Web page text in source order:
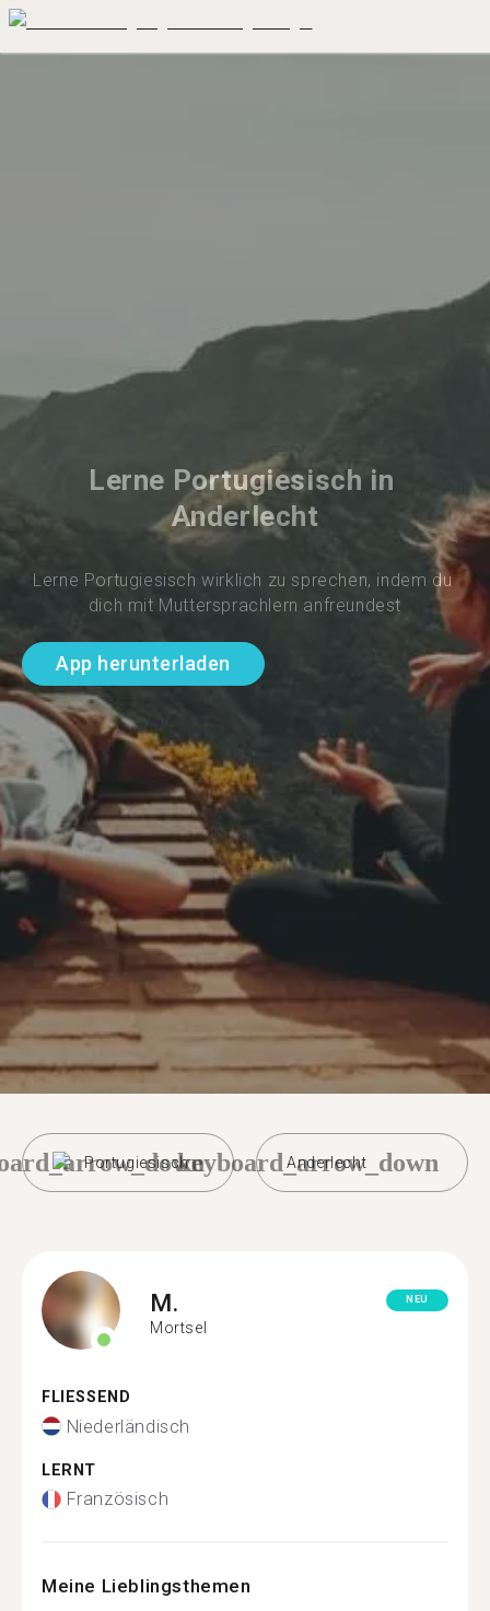
Lerne Portugiesisch in
Anderlecht
Lerne Portugiesisch wirklich zu sprechen, indem du
dich mit Muttersprachlern anfreundest
App herunterladen
Portugiesisch Anderlecht
keyboard_arrow_down
M.
Mortsel
NEU
FLIESSEND
Niederländisch
LERNT
Französisch
Meine Lieblingsthemen